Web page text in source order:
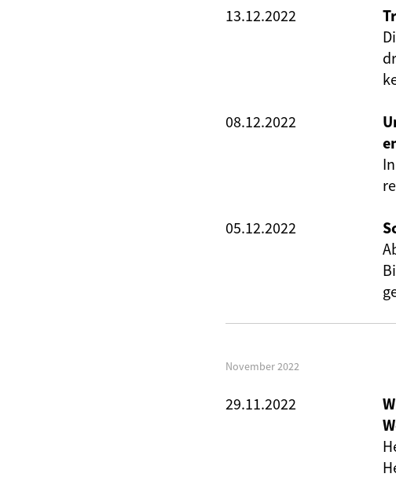
13.12.2022
08.12.2022
05.12.2022
November 2022
29.11.2022